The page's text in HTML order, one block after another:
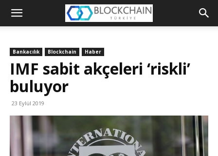
Blockchain
Bankacılık Blockchain Haber
IMF sabit akçeleri ‘riskli’
buluyor
23 Eylül 2019